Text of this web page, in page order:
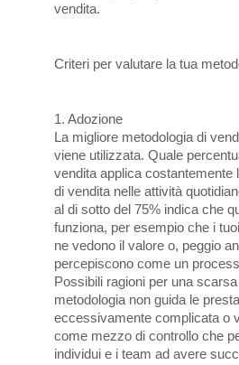
vendita.
Criteri per valutare la tua
1. Adozione
La migliore metodologia di
viene utilizzata. Quale
vendita applica costantemente
di vendita nelle attività
al di sotto del 75% indica che
funziona, per esempio che i
ne vedono il valore o, peggio
percepiscono come un
Possibili ragioni per una
metodologia non guida le
eccessivamente complicata o
come mezzo di controllo che
individui e i team ad avere